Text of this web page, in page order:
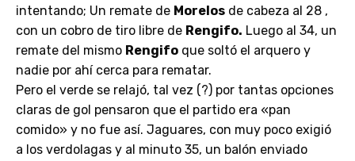
intentando; Un remate de Morelos de cabeza al 28 ,
con un cobro de tiro libre de Rengifo. Luego al 34, un
remate del mismo Rengifo que soltó el arquero y
nadie por ahí cerca para rematar.
Pero el verde se relajó, tal vez (?) por tantas opciones
claras de gol pensaron que el partido era «pan
comido» y no fue así. Jaguares, con muy poco exigió
a los verdolagas y al minuto 35, un balón enviado